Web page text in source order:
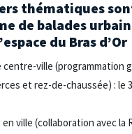
thématiques
de balades
du Bras d’Or
centre-ville (programmation
et rez-de-chaussée) : le
ville (collaboration avec la